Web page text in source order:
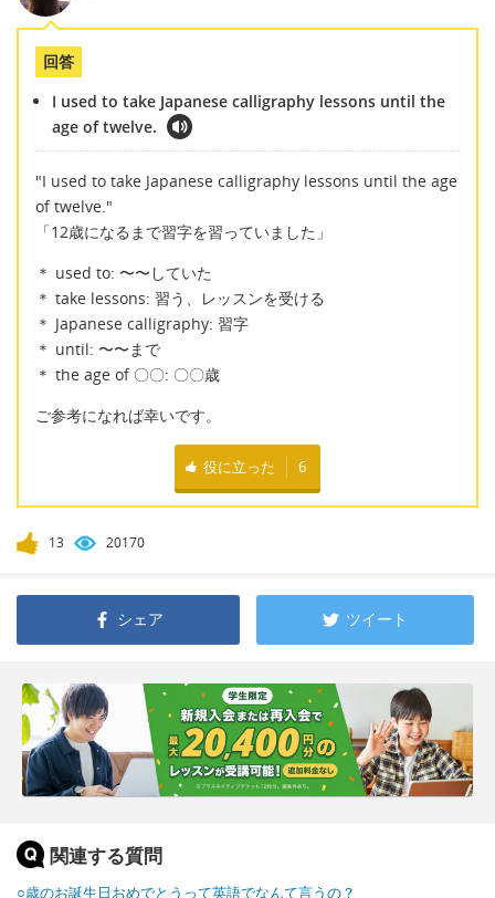
回答
I used to take Japanese calligraphy lessons until the
age of twelve.
"I used to take Japanese calligraphy lessons until the age
of twelve."
「12歳になるまで習字を習っていました」
＊ used to: 〜〜していた
＊ take lessons: 習う、レッスンを受ける
＊ Japanese calligraphy: 習字
＊ until: 〜〜まで
＊ the age of 〇〇: 〇〇歳
ご参考になれば幸いです。
役に立った 6
13 20170
シェア ツイート
関連する質問
○歳のお誕生日おめでとうって英語でなんて言うの？